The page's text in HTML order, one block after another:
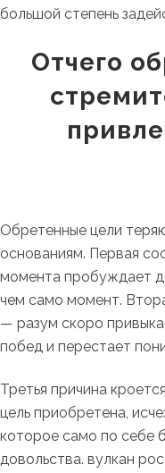
большой степень
Отчего
Обретенные цели
основаниям. Первая
момента пробуждает
чем само момент.
— разум скоро
побед и перестает
Третья причина
цель приобретена,
которое само по себе
довольства. вулкан